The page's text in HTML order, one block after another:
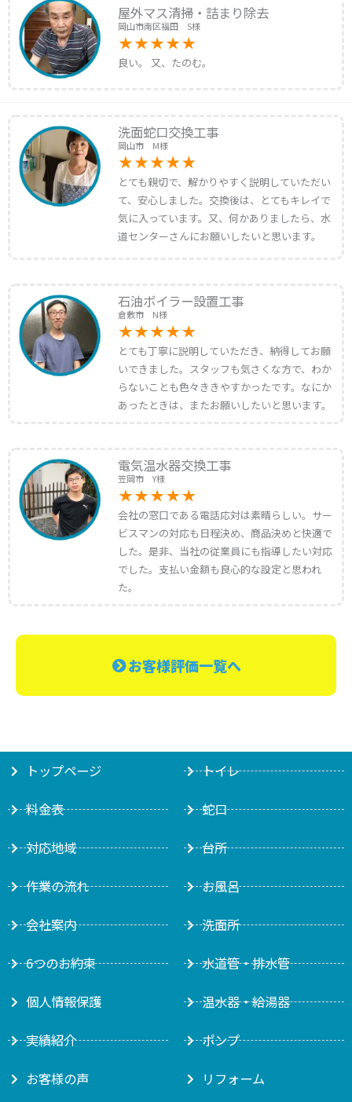
屋外マス清掃・詰まり除去
岡山市南区福田 S様
良い。 又、たのむ。
洗面蛇口交換工事
岡山市 M様
とても親切で、解かりやすく説明していただい
て、安心しました。交換後は、とてもキレイで
気に入っています。又、何かありましたら、水
道センターさんにお願いしたいと思います。
石油ボイラー設置工事
倉敷市 N様
とても丁寧に説明していただき、納得してお願
いできました。スタッフも気さくな方で、わか
らないことも色々ききやすかったです。なにか
あったときは、またお願いしたいと思います。
電気温水器交換工事
笠岡市 Y様
会社の窓口である電話応対は素晴らしい。サー
ビスマンの対応も日程決め、商品決めと快適で
した。是非、当社の従業員にも指導したい対応
でした。支払い金額も良心的な設定と思われ
た。
お客様評価一覧へ
トップページ
料金表
対応地域
作業の流れ
会社案内
6つのお約束
個人情報保護
実績紹介
お客様の声
トイレ
蛇口
台所
お風呂
洗面所
水道管・排水管
温水器・給湯器
ポンプ
リフォーム